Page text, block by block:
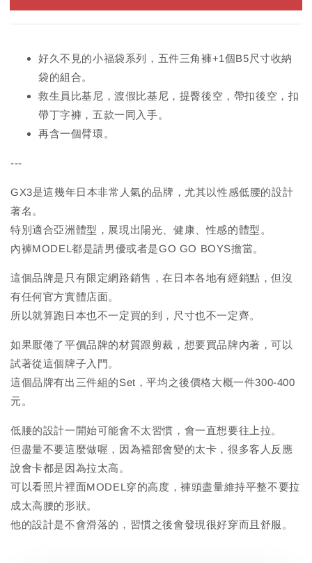
好久不見的小福袋系列，五件三角褲+1個B5尺寸收納
袋的組合。
救生員比基尼，渡假比基尼，提臀後空，帶扣後空，扣
帶丁字褲，五款一同入手。
再含一個臂環。
---
GX3是這幾年日本非常人氣的品牌，尤其以性感低腰的設計
著名。
特別適合亞洲體型，展現出陽光、健康、性感的體型。
內褲MODEL都是請男優或者是GO GO BOYS擔當。
這個品牌是只有限定網路銷售，在日本各地有經銷點，但沒
有任何官方實體店面。
所以就算跑日本也不一定買的到，尺寸也不一定齊。
如果厭倦了平價品牌的材質跟剪裁，想要買品牌內著，可以
試著從這個牌子入門。
這個品牌有出三件組的Set，平均之後價格大概一件300-400
元。
低腰的設計一開始可能會不太習慣，會一直想要往上拉。
但盡量不要這麼做喔，因為襠部會變的太卡，很多客人反應
說會卡都是因為拉太高。
可以看照片裡面MODEL穿的高度，褲頭盡量維持平整不要拉
成太高腰的形狀。
他的設計是不會滑落的，習慣之後會發現很好穿而且舒服。